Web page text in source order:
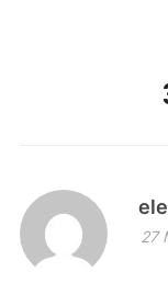
27